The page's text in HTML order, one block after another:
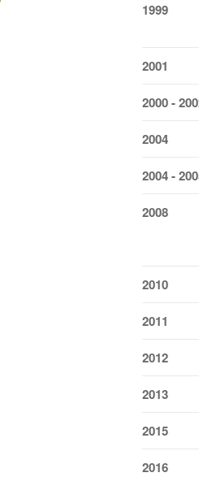
1999
2001
2000 -
2004
2004 -
2008
2010
2011
2012
2013
2015
2016